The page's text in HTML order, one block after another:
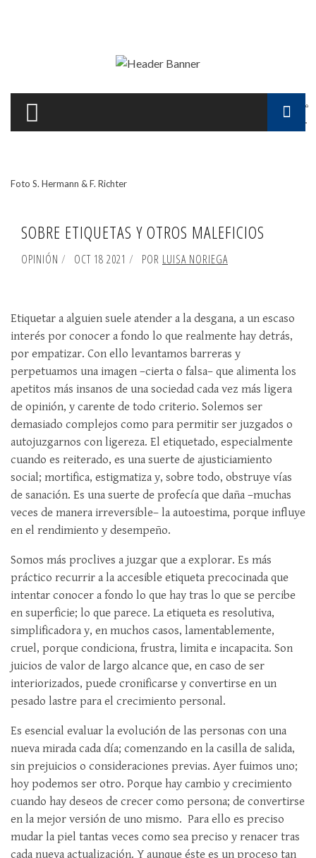
Foto S. Hermann & F. Richter
SOBRE ETIQUETAS Y OTROS MALEFICIOS
OPINIÓN OCT 18 2021 POR LUISA NORIEGA
Etiquetar a alguien suele atender a la desgana, a un escaso
interés por conocer a fondo lo que realmente hay detrás,
por empatizar. Con ello levantamos barreras y
perpetuamos una imagen –cierta o falsa– que alimenta los
apetitos más insanos de una sociedad cada vez más ligera
de opinión, y carente de todo criterio. Solemos ser
demasiado complejos como para permitir ser juzgados o
autojuzgarnos con ligereza. El etiquetado, especialmente
cuando es reiterado, es una suerte de ajusticiamiento
social; mortifica, estigmatiza y, sobre todo, obstruye vías
de sanación. Es una suerte de profecía que daña –muchas
veces de manera irreversible– la autoestima, porque influye
en el rendimiento y desempeño.
Somos más proclives a juzgar que a explorar. Es más
práctico recurrir a la accesible etiqueta precocinada que
intentar conocer a fondo lo que hay tras lo que se percibe
en superficie; lo que parece. La etiqueta es resolutiva,
simplificadora y, en muchos casos, lamentablemente,
cruel, porque condiciona, frustra, limita e incapacita. Son
juicios de valor de largo alcance que, en caso de ser
interiorizados, puede cronificarse y convertirse en un
pesado lastre para el crecimiento personal.
Es esencial evaluar la evolución de las personas con una
nueva mirada cada día; comenzando en la casilla de salida,
sin prejuicios o consideraciones previas. Ayer fuimos uno;
hoy podemos ser otro. Porque hay cambio y crecimiento
cuando hay deseos de crecer como persona; de convertirse
en la mejor versión de uno mismo. Para ello es preciso
mudar la piel tantas veces como sea preciso y renacer tras
cada nueva actualización. Y aunque éste es un proceso tan